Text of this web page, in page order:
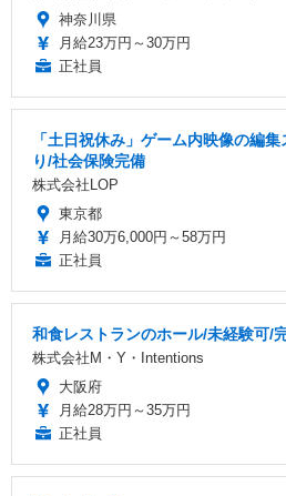
神奈川県
月給23万円～30万円
正社員
「土日祝休み」ゲーム内映像の編
り/社会保険完備
株式会社LOP
東京都
月給30万6,000円～58万円
正社員
和食レストランのホール/未経験可/
株式会社M・Y・Intentions
大阪府
月給28万円～35万円
正社員